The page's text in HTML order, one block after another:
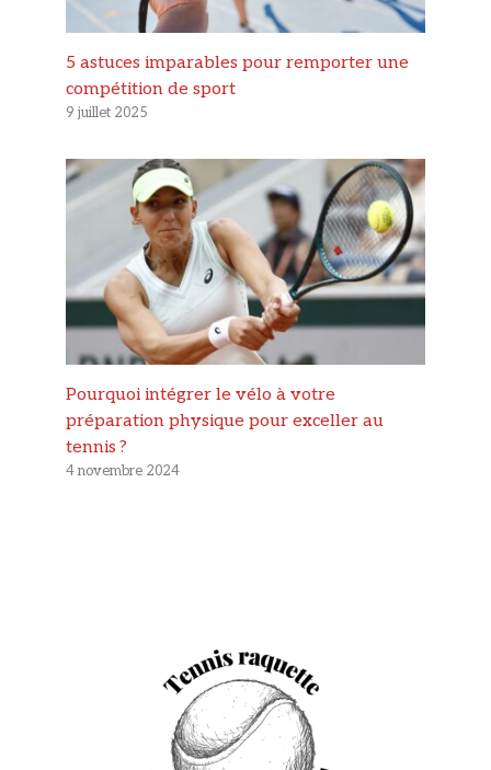
5 astuces imparables pour remporter une
compétition de sport
9 juillet 2025
Pourquoi intégrer le vélo à votre
préparation physique pour exceller au
tennis ?
4 novembre 2024